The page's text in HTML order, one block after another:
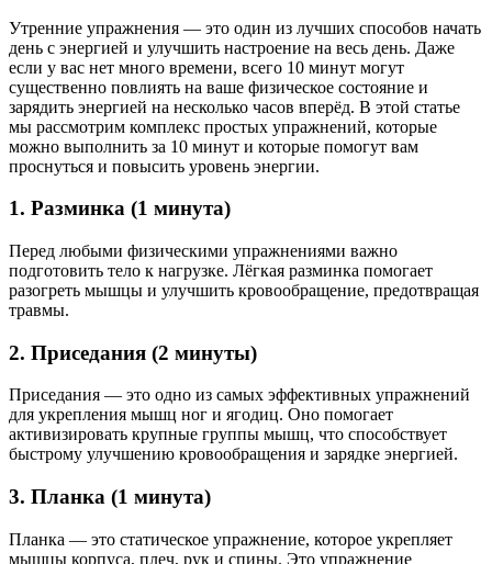
Утренние упражнения — это один из лучших способов начать
день с энергией и улучшить настроение на весь день. Даже
если у вас нет много времени, всего 10 минут могут
существенно повлиять на ваше физическое состояние и
зарядить энергией на несколько часов вперёд. В этой статье
мы рассмотрим комплекс простых упражнений, которые
можно выполнить за 10 минут и которые помогут вам
проснуться и повысить уровень энергии.
1. Разминка (1 минута)
Перед любыми физическими упражнениями важно
подготовить тело к нагрузке. Лёгкая разминка помогает
разогреть мышцы и улучшить кровообращение, предотвращая
травмы.
2. Приседания (2 минуты)
Приседания — это одно из самых эффективных упражнений
для укрепления мышц ног и ягодиц. Оно помогает
активизировать крупные группы мышц, что способствует
быстрому улучшению кровообращения и зарядке энергией.
3. Планка (1 минута)
Планка — это статическое упражнение, которое укрепляет
мышцы корпуса, плеч, рук и спины. Это упражнение